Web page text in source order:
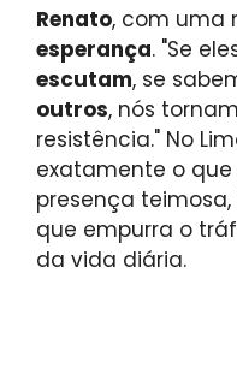
Renato, com uma
esperança. "Se
escutam, se
outros, nós
resistência." No
exatamente o
presença
que empurra o
da vida diária.